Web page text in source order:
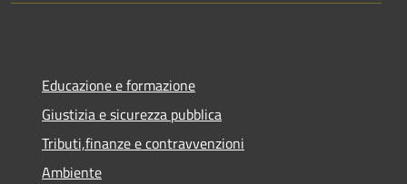
Educazione e formazione
Giustizia e sicurezza pubblica
Tributi,finanze e contravvenzioni
Ambiente